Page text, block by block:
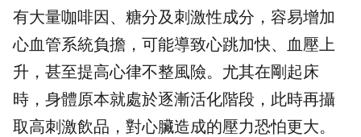
有大量咖啡因、糖分及刺激性成分，容易增加
心血管系統負擔，可能導致心跳加快、血壓上
升，甚至提高心律不整風險。尤其在剛起床
時，身體原本就處於逐漸活化階段，此時再攝
取高刺激飲品，對心臟造成的壓力恐怕更大。